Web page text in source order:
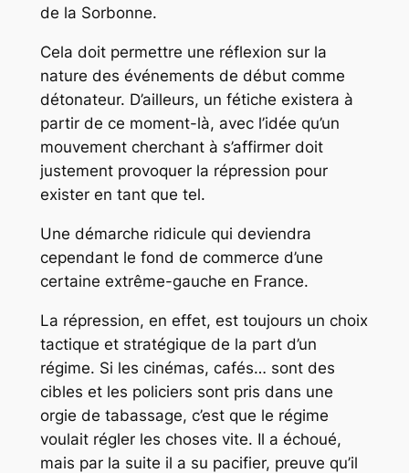
de la Sorbonne.
Cela doit permettre une réflexion sur la
nature des événements de début comme
détonateur. D’ailleurs, un fétiche existera à
partir de ce moment-là, avec l’idée qu’un
mouvement cherchant à s’affirmer doit
justement provoquer la répression pour
exister en tant que tel.
Une démarche ridicule qui deviendra
cependant le fond de commerce d’une
certaine extrême-gauche en France.
La répression, en effet, est toujours un choix
tactique et stratégique de la part d’un
régime. Si les cinémas, cafés… sont des
cibles et les policiers sont pris dans une
orgie de tabassage, c’est que le régime
voulait régler les choses vite. Il a échoué,
mais par la suite il a su pacifier, preuve qu’il